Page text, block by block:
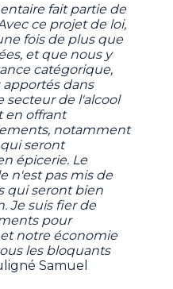
fait partie de
ce projet de loi,
fois de plus que
et que nous y
catégorique,
dans
secteur de l'alcool
en offrant
notamment
seront
épicerie. Le
n'est pas mis de
qui seront bien
Je suis fier de
pour
notre économie
les bloquants
Samuel